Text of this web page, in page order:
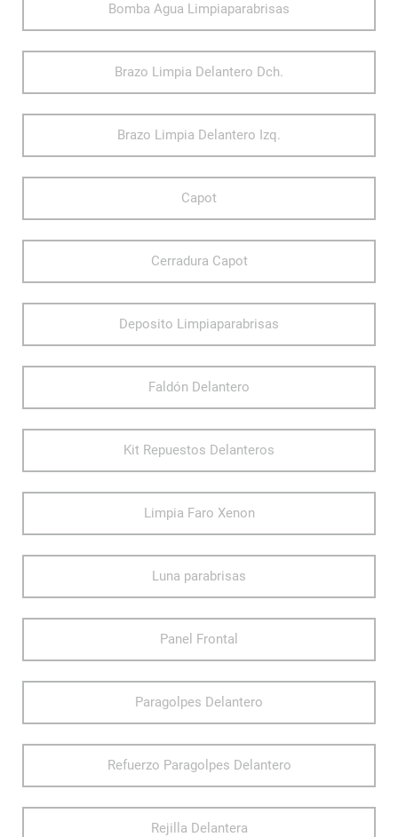
Bomba Agua Limpiaparabrisas
Brazo Limpia Delantero Dch.
Brazo Limpia Delantero Izq.
Capot
Cerradura Capot
Deposito Limpiaparabrisas
Faldón Delantero
Kit Repuestos Delanteros
Limpia Faro Xenon
Luna parabrisas
Panel Frontal
Paragolpes Delantero
Refuerzo Paragolpes Delantero
Rejilla Delantera